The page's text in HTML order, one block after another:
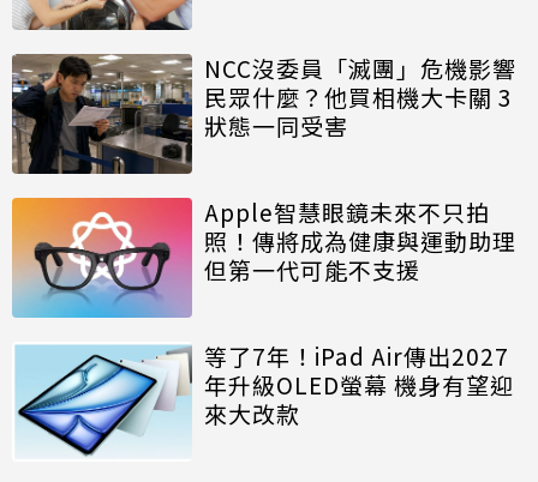
NCC沒委員「滅團」危機影響
民眾什麼？他買相機大卡關 3
狀態一同受害
Apple智慧眼鏡未來不只拍
照！傳將成為健康與運動助理
但第一代可能不支援
等了7年！iPad Air傳出2027
年升級OLED螢幕 機身有望迎
來大改款